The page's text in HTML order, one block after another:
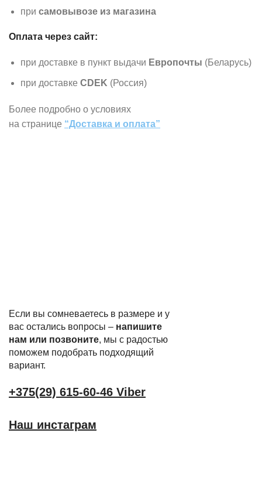
при самовывозе из магазина
Оплата через сайт:
при доставке в пункт выдачи Европочты (Беларусь)
при доставке CDEK (Россия)
Более подробно о условиях
на странице “Доставка и оплата”
Если вы сомневаетесь в размере и у
вас остались вопросы – напишите
нам или позвоните, мы с радостью
поможем подобрать подходящий
вариант.
+375(29) 615-60-46 Viber
Наш инстаграм